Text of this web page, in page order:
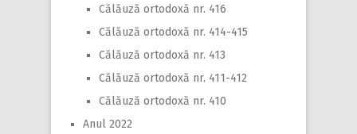
Călăuză ortodoxă nr. 416
Călăuză ortodoxă nr. 414-415
Călăuză ortodoxă nr. 413
Călăuză ortodoxă nr. 411-412
Călăuză ortodoxă nr. 410
Anul 2022